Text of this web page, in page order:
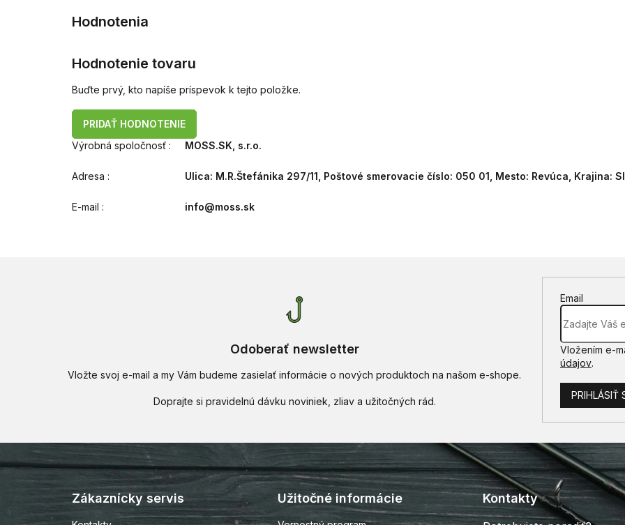
Hodnotenie tovaru
Buďte prvý, kto napíše príspevok k tejto položke.
PRIDAŤ HODNOTENIE
Výrobná spoločnosť : MOSS.SK, s.r.o.
Adresa : Ulica: M.R.Štefánika 297/11, Poštové smerovacie číslo: 050 01, Mesto: Revúca, Krajina:
E-mail : info@moss.sk
Odoberať newsletter
Vložte svoj e-mail a my Vám budeme zasielať informácie o nových produktoch na našom e-shope.
Email
Vložením e-
údajov.
PRIHLÁSIŤ
Z
Zákaznícky servis Užitočné informácie Kontakty